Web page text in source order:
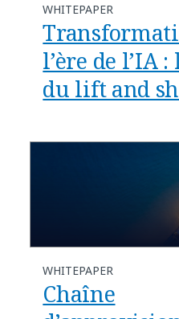
WHITEPAPER
l’ère de l’IA
du lift and
WHITEPAPER
Chaîne